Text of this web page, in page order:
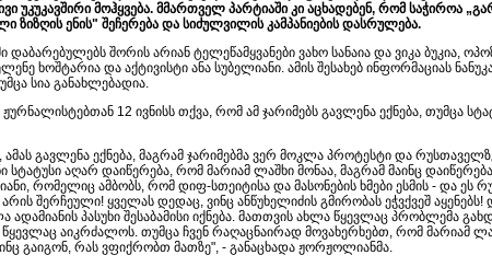
უკუკავშირი მოჰყვება. მმართველ პარტიაში კი აცხადებენ, რომ საჭიროა
ზიზღის ენის" შეჩერება და სიძულვილის კამპანიების დასრულება.
შორის არიან ტელეწამყვანები ვახო სანაია და ვიკა ბუკია,
ხოშტარია და აქტივისტი ანა სუბელიანი. ამის შესახებ ინფორმაციას
სია განახლებადია.
12 ივნისს თქვა, რომ ამ ჯარიმებს გავლენა ექნება, თუმცა
ამას გავლენა ექნება, მაგრამ ჯარიმებმა ვერ მოკლა პროტესტი და
სტატუსი აღარ დაიწერება, რომ მარიამ ლაშხი მონაა, მაგრამ მაინც
რომელიც ამბობს, რომ დიფ-სთეიტისა და მასონების ხმები ესმის - და ეს
შერჩეული! ყველას დედაც, ვინც ანწუხელიძის გმირობას ეჭვქვეშ
ადამიანის პასუხი შესაბამისი იქნება. მათთვის ახლა წყევლაც პრობლემა
წყევლაც აიკრძალოს. თუმცა ჩვენ რაღაცნაირად მოვახერხებთ, რომ მარიამ
გაიგონ, რას ვფიქრობთ მათზე", - განაცხადა ჟორჟოლიანმა.